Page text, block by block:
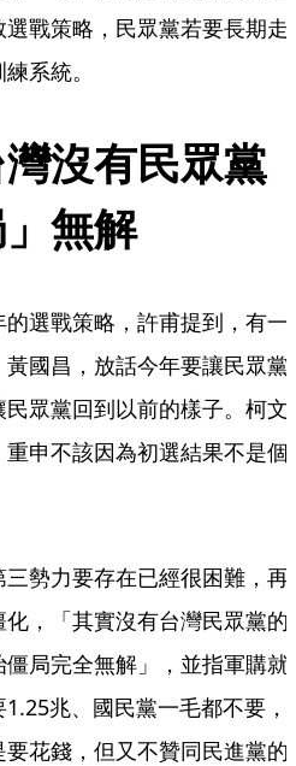
戰策略，民眾黨若要長期走
系統。
沒有民眾黨
」無解
選戰策略，許甫提到，有一
國昌，放話今年要讓民眾黨
眾黨回到以前的樣子。柯文
申不該因為初選結果不是個
勢力要存在已經很困難，再
，「其實沒有台灣民眾黨的
局完全無解」，並指軍購就
兆、國民黨一毛都不要，
花錢，但又不贊同民進黨的